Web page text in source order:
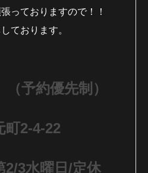
っておりますので！！
ております。
予約優先制）
町2-4-22
2/3水曜日/定休